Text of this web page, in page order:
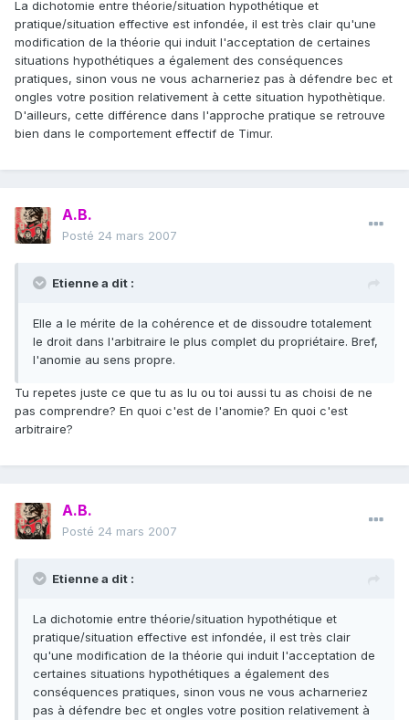
La dichotomie entre théorie/situation hypothétique et
pratique/situation effective est infondée, il est très clair qu'une
modification de la théorie qui induit l'acceptation de certaines
situations hypothétiques a également des conséquences
pratiques, sinon vous ne vous acharneriez pas à défendre bec et
ongles votre position relativement à cette situation hypothètique.
D'ailleurs, cette différence dans l'approche pratique se retrouve
bien dans le comportement effectif de Timur.
A.B.
Posté 24 mars 2007
Etienne a dit :
Elle a le mérite de la cohérence et de dissoudre totalement
le droit dans l'arbitraire le plus complet du propriétaire. Bref,
l'anomie au sens propre.
Tu repetes juste ce que tu as lu ou toi aussi tu as choisi de ne
pas comprendre? En quoi c'est de l'anomie? En quoi c'est
arbitraire?
A.B.
Posté 24 mars 2007
Etienne a dit :
La dichotomie entre théorie/situation hypothétique et
pratique/situation effective est infondée, il est très clair
qu'une modification de la théorie qui induit l'acceptation de
certaines situations hypothétiques a également des
conséquences pratiques, sinon vous ne vous acharneriez
pas à défendre bec et ongles votre position relativement à